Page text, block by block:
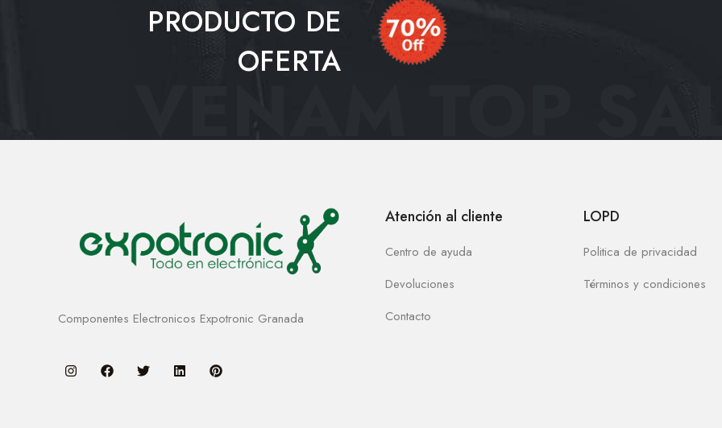
PRODUCTO DE
OFERTA
VENAM TOP
Componentes Electronicos Expotronic Granada
Atención al cliente
Centro de ayuda
Devoluciones
Contacto
LOPD
Politica de privacidad
Términos y condiciones